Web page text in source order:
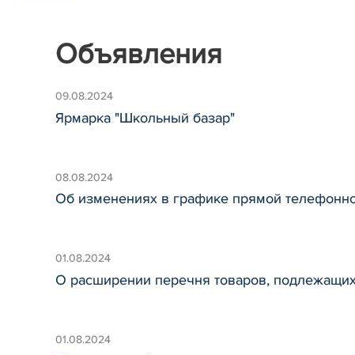
Объявления
09.08.2024
Ярмарка "Школьный базар"
08.08.2024
Об изменениях в графике прямой
01.08.2024
О расширении перечня товаров,
01.08.2024